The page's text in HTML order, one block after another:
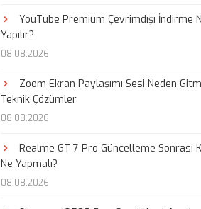
YouTube Premium Çevrimdışı İndirme
Yapılır?
08.08.2026
Zoom Ekran Paylaşımı Sesi Neden
Teknik Çözümler
08.08.2026
Realme GT 7 Pro Güncelleme Sonrası
Ne Yapmalı?
08.08.2026